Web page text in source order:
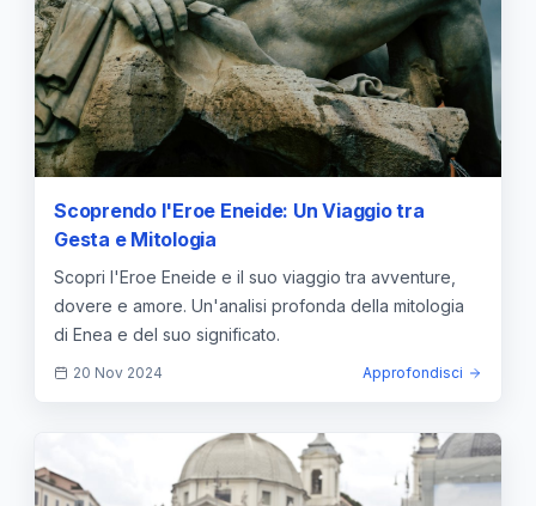
Scoprendo l'Eroe Eneide: Un Viaggio tra
Gesta e Mitologia
Scopri l'Eroe Eneide e il suo viaggio tra avventure,
dovere e amore. Un'analisi profonda della mitologia
di Enea e del suo significato.
20 Nov 2024 Approfondisci